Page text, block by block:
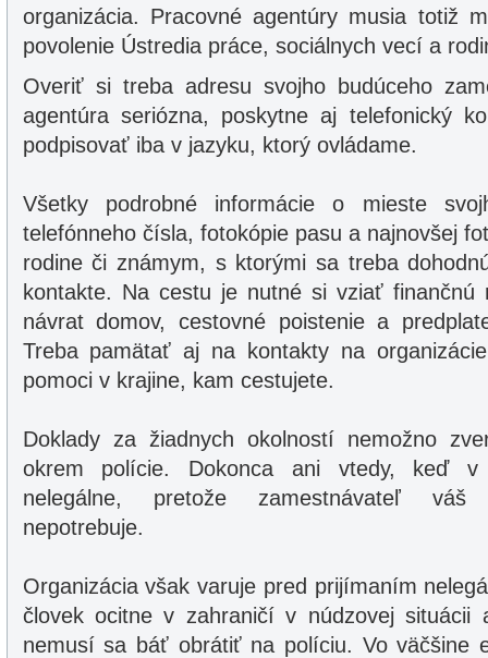
organizácia. Pracovné agentúry musia totiž
povolenie Ústredia práce, sociálnych vecí a
Overiť si treba adresu svojho budúceho
agentúra seriózna, poskytne aj telefonický
podpisovať iba v jazyku, ktorý ovládame.
Všetky podrobné informácie o mieste
telefónneho čísla, fotokópie pasu a najnovšej
rodine či známym, s ktorými sa treba
kontakte. Na cestu je nutné si vziať finančnú
návrat domov, cestovné poistenie a
Treba pamätať aj na kontakty na
pomoci v krajine, kam cestujete.
Doklady za žiadnych okolností nemožno
okrem polície. Dokonca ani vtedy, keď v
nelegálne, pretože zamestnávateľ váš
nepotrebuje.
Organizácia však varuje pred prijímaním
človek ocitne v zahraničí v núdzovej situácii
nemusí sa báť obrátiť na políciu. Vo väčšine